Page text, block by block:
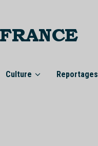
Culture Reportages